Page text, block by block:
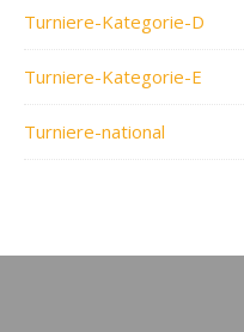
Turniere-Kategorie-D
Turniere-Kategorie-E
Turniere-national